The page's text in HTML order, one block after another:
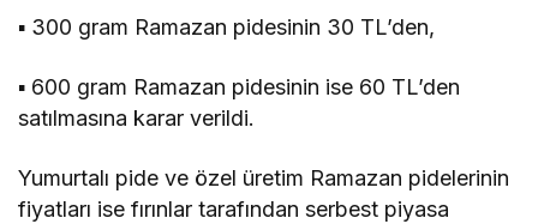
▪️ 300 gram Ramazan pidesinin 30 TL’den,
▪️ 600 gram Ramazan pidesinin ise 60 TL’den
satılmasına karar verildi.
Yumurtalı pide ve özel üretim Ramazan pidelerinin
fiyatları ise fırınlar tarafından serbest piyasa